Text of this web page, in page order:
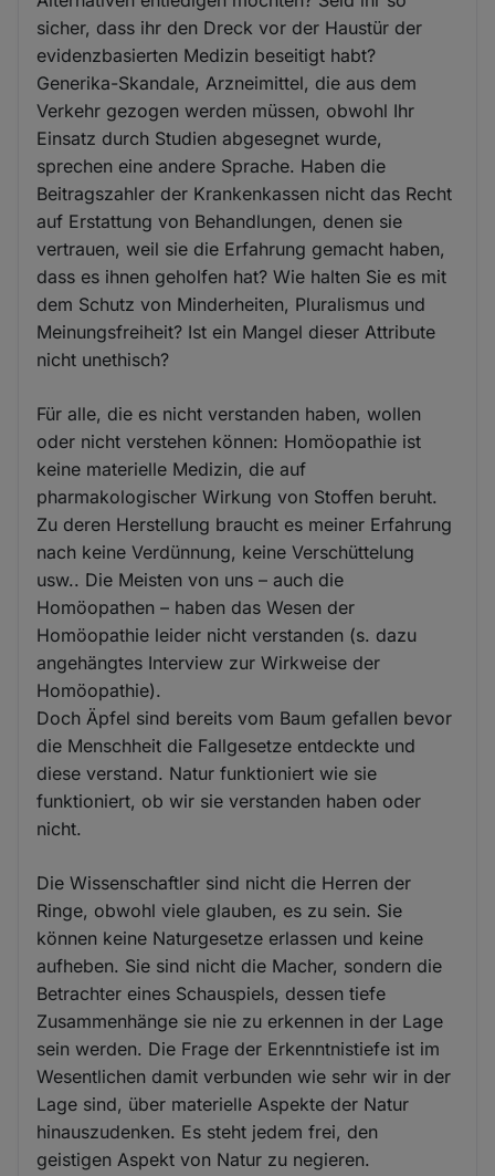
sicher, dass ihr den Dreck vor der Haustür der
evidenzbasierten Medizin beseitigt habt?
Generika-Skandale, Arzneimittel, die aus dem
Verkehr gezogen werden müssen, obwohl Ihr
Einsatz durch Studien abgesegnet wurde,
sprechen eine andere Sprache. Haben die
Beitragszahler der Krankenkassen nicht das Recht
auf Erstattung von Behandlungen, denen sie
vertrauen, weil sie die Erfahrung gemacht haben,
dass es ihnen geholfen hat? Wie halten Sie es mit
dem Schutz von Minderheiten, Pluralismus und
Meinungsfreiheit? Ist ein Mangel dieser Attribute
nicht unethisch?
Für alle, die es nicht verstanden haben, wollen
oder nicht verstehen können: Homöopathie ist
keine materielle Medizin, die auf
pharmakologischer Wirkung von Stoffen beruht.
Zu deren Herstellung braucht es meiner Erfahrung
nach keine Verdünnung, keine Verschüttelung
usw.. Die Meisten von uns – auch die
Homöopathen – haben das Wesen der
Homöopathie leider nicht verstanden (s. dazu
angehängtes Interview zur Wirkweise der
Homöopathie).
Doch Äpfel sind bereits vom Baum gefallen bevor
die Menschheit die Fallgesetze entdeckte und
diese verstand. Natur funktioniert wie sie
funktioniert, ob wir sie verstanden haben oder
nicht.
Die Wissenschaftler sind nicht die Herren der
Ringe, obwohl viele glauben, es zu sein. Sie
können keine Naturgesetze erlassen und keine
aufheben. Sie sind nicht die Macher, sondern die
Betrachter eines Schauspiels, dessen tiefe
Zusammenhänge sie nie zu erkennen in der Lage
sein werden. Die Frage der Erkenntnistiefe ist im
Wesentlichen damit verbunden wie sehr wir in der
Lage sind, über materielle Aspekte der Natur
hinauszudenken. Es steht jedem frei, den
geistigen Aspekt von Natur zu negieren.